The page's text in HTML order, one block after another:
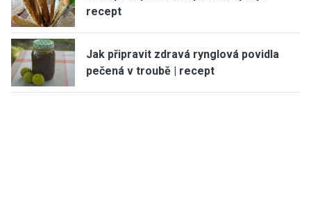
recept
Jak připravit zdravá rynglová povidla
pečená v troubě | recept